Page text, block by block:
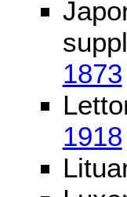
1873
1918